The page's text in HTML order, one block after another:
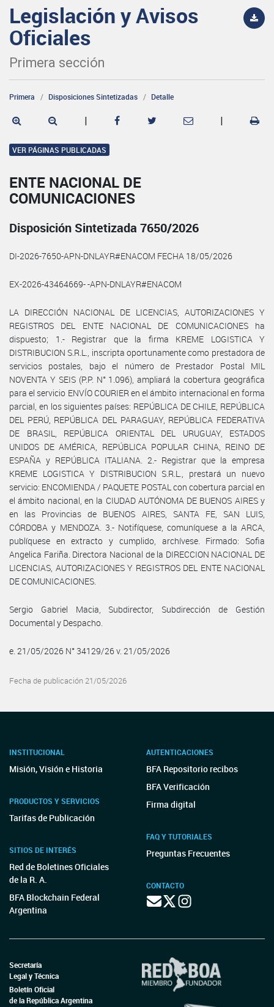
Legislación y Avisos
Oficiales
Primera sección
Primera Disposiciones Sintetizadas Detalle
| |
VER PÁGINAS PUBLICADAS
ENTE NACIONAL DE
COMUNICACIONES
Disposición Sintetizada 7650/2026
DI-2026-7650-APN-DNLAYR#ENACOM FECHA 18/05/2026
EX-2026-43464669- -APN-DNLAYR#ENACOM
LA DIRECCIÓN NACIONAL DE LICENCIAS, AUTORIZACIONES Y
REGISTROS DEL ENTE NACIONAL DE COMUNICACIONES ha
dispuesto; 1.- Registrar que la firma KREME LOGISTICA Y
DISTRIBUCION S.R.L., inscripta oportunamente como prestadora de
servicios postales, bajo el número de Prestador Postal MIL
NOVENTA Y SEIS (P.P. N° 1.096), ampliará la cobertura geográfica
para el servicio ENVÍO COURIER en el ámbito internacional en forma
parcial, en los siguientes países: REPÚBLICA DE CHILE, REPÚBLICA
DEL PERÚ, REPÚBLICA DEL PARAGUAY, REPÚBLICA FEDERATIVA
DE BRASIL, REPÚBLICA ORIENTAL DEL URUGUAY, ESTADOS
UNIDOS DE AMÉRICA, REPÚBLICA POPULAR CHINA, REINO DE
ESPAÑA y REPÚBLICA ITALIANA. 2.- Registrar que la empresa
KREME LOGISTICA Y DISTRIBUCION S.R.L., prestará un nuevo
servicio: ENCOMIENDA / PAQUETE POSTAL con cobertura parcial en
el ámbito nacional, en la CIUDAD AUTÓNOMA DE BUENOS AIRES y
en las Provincias de BUENOS AIRES, SANTA FE, SAN LUIS,
CÓRDOBA y MENDOZA. 3.- Notifíquese, comuníquese a la ARCA,
publíquese en extracto y cumplido, archívese. Firmado: Sofia
Angelica Fariña. Directora Nacional de la DIRECCION NACIONAL DE
LICENCIAS, AUTORIZACIONES Y REGISTROS DEL ENTE NACIONAL
DE COMUNICACIONES.
Sergio Gabriel Macia, Subdirector, Subdirección de Gestión
Documental y Despacho.
e. 21/05/2026 N° 34129/26 v. 21/05/2026
Fecha de publicación 21/05/2026
INSTITUCIONAL
Misión, Visión e Historia
PRODUCTOS Y SERVICIOS
Tarifas de Publicación
SITIOS DE INTERÉS
Red de Boletines Oficiales
de la R. A.
BFA Blockchain Federal
Argentina
AUTENTICACIONES
BFA Repositorio recibos
BFA Verificación
Firma digital
FAQ Y TUTORIALES
Preguntas Frecuentes
CONTACTO
Secretaría
Legal y Técnica
Boletín Oficial
de la República Argentina